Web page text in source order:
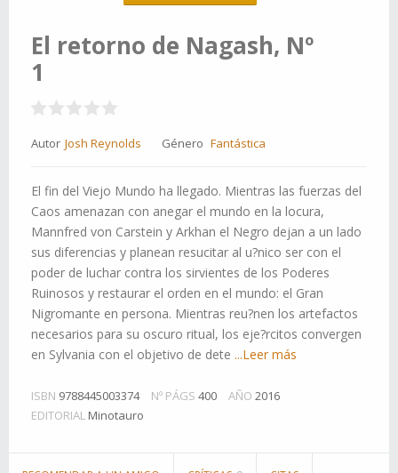
El retorno de Nagash, Nº
1
Autor Josh Reynolds Género Fantástica
El fin del Viejo Mundo ha llegado. Mientras las fuerzas del
Caos amenazan con anegar el mundo en la locura,
Mannfred von Carstein y Arkhan el Negro dejan a un lado
sus diferencias y planean resucitar al u?nico ser con el
poder de luchar contra los sirvientes de los Poderes
Ruinosos y restaurar el orden en el mundo: el Gran
Nigromante en persona. Mientras reu?nen los artefactos
necesarios para su oscuro ritual, los eje?rcitos convergen
en Sylvania con el objetivo de dete ...Leer más
ISBN 9788445003374 Nº PÁGS 400 AÑO 2016
EDITORIAL Minotauro